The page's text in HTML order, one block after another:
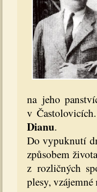
na jeho
v
Dianu.
Do vypuknutí
způsobem
z rozličných
plesy,